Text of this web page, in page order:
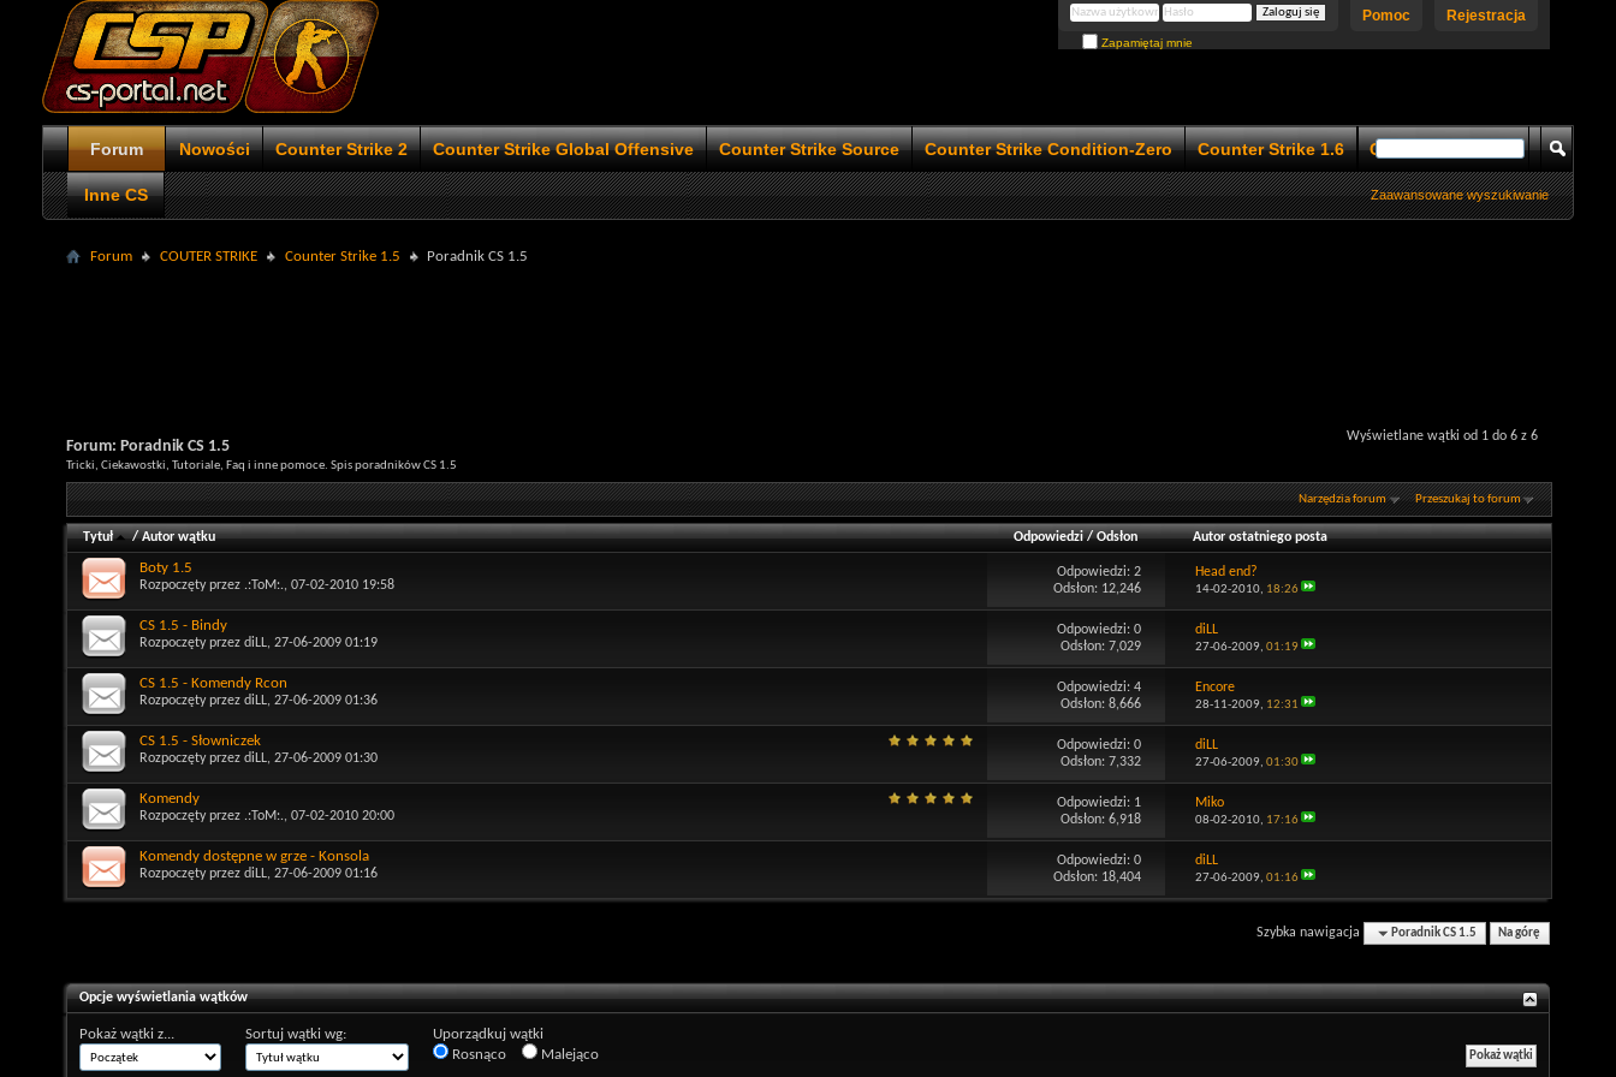
Rejestracja
Pomoc
Zapamiętaj mnie
Forum Nowości Counter Strike 2 Counter Strike Global Offensive Counter Strike Source Counter Strike Condition-Zero Counter Strike 1.6 Counter Strike 1.5
Inne CS Zaawansowane wyszukiwanie
Forum COUTER STRIKE Counter Strike 1.5 Poradnik CS 1.5
Wyświetlane wątki od 1 do 6 z 6
Forum: Poradnik CS 1.5
Tricki, Ciekawostki, Tutoriale, Faq i inne pomoce. Spis poradników CS 1.5
Narzędzia forum Przeszukaj to forum
Tytuł /Autor wątku Odpowiedzi/Odsłon Autor ostatniego posta
Boty 1.5
Rozpoczęty przez .:ToM:., 07-02-2010 19:58
Odpowiedzi:2
Odsłon: 12,246
Head end?
14-02-2010, 18:26
CS 1.5 - Bindy
Rozpoczęty przez diLL, 27-06-2009 01:19
Odpowiedzi:0
Odsłon: 7,029
diLL
27-06-2009, 01:19
CS 1.5 - Komendy Rcon
Rozpoczęty przez diLL, 27-06-2009 01:36
Odpowiedzi:4
Odsłon: 8,666
Encore
28-11-2009, 12:31
CS 1.5 - Słowniczek
Rozpoczęty przez diLL, 27-06-2009 01:30
Odpowiedzi:0
Odsłon: 7,332
diLL
27-06-2009, 01:30
Komendy
Rozpoczęty przez .:ToM:., 07-02-2010 20:00
Odpowiedzi: 1
Odsłon: 6,918
Miko
08-02-2010, 17:16
Komendy dostępne w grze - Konsola
Rozpoczęty przez diLL, 27-06-2009 01:16
Odpowiedzi:0
Odsłon: 18,404
diLL
27-06-2009, 01:16
Szybka nawigacja Poradnik CS 1.5 Na górę
Opcje wyświetlania wątków
Pokaż wątki z... Sortuj wątki wg:
Uporządkuj wątki
Rosnąco
Malejąco